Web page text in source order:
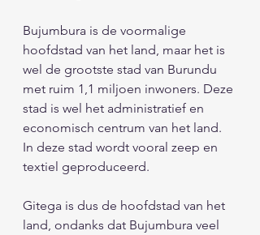
Bujumbura is de voormalige
hoofdstad van het land, maar het is
wel de grootste stad van Burundu
met ruim 1,1 miljoen inwoners. Deze
stad is wel het administratief en
economisch centrum van het land.
In deze stad wordt vooral zeep en
textiel geproduceerd.
Gitega is dus de hoofdstad van het
land, ondanks dat Bujumbura veel